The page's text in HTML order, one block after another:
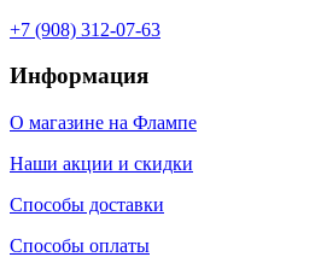
+7 (908) 312-07-63
Информация
О магазине на Флампе
Наши акции и скидки
Способы доставки
Способы оплаты